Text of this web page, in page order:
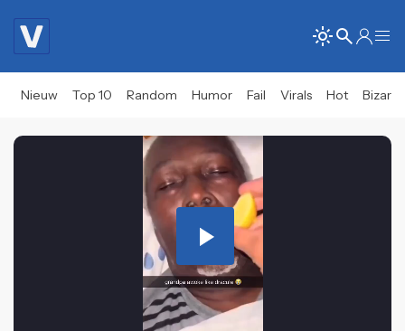
Nieuw Top 10 Random Humor Fail Virals Hot Bizar
Play
Video